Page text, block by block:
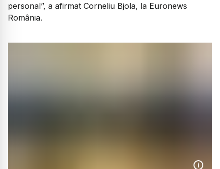
personal”, a afirmat Corneliu Bjola, la Euronews
România.